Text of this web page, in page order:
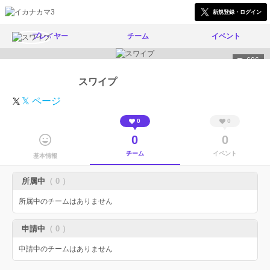
新規登録・ログイン
プレイヤー チーム イベント
606
スワイプ
𝕏 ページ
基本情報
0
0
チーム
0
0
イベント
所属中 （ 0 ）
所属中のチームはありません
申請中 （ 0 ）
申請中のチームはありません